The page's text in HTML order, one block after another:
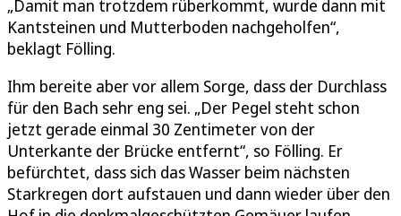
„Damit man trotzdem rüberkommt, wurde dann mit
Kantsteinen und Mutterboden nachgeholfen“,
beklagt Fölling.
Ihm bereite aber vor allem Sorge, dass der Durchlass
für den Bach sehr eng sei. „Der Pegel steht schon
jetzt gerade einmal 30 Zentimeter von der
Unterkante der Brücke entfernt“, so Fölling. Er
befürchtet, dass sich das Wasser beim nächsten
Starkregen dort aufstauen und dann wieder über den